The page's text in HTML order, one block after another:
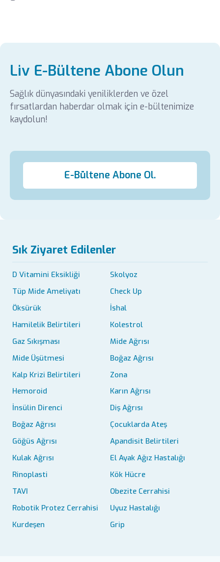
Liv E-Bültene Abone Olun
Sağlık dünyasındaki yeniliklerden ve özel
fırsatlardan haberdar olmak için e-bültenimize
kaydolun!
E-Bültene Abone Ol.
Sık Ziyaret Edilenler
D Vitamini Eksikliği
Skolyoz
Tüp Mide Ameliyatı
Check Up
Öksürük
İshal
Hamilelik Belirtileri
Kolestrol
Gaz Sıkışması
Mide Ağrısı
Mide Üşütmesi
Boğaz Ağrısı
Kalp Krizi Belirtileri
Zona
Hemoroid
Karın Ağrısı
İnsülin Direnci
Diş Ağrısı
Boğaz Ağrısı
Çocuklarda Ateş
Göğüs Ağrısı
Apandisit Belirtileri
Kulak Ağrısı
El Ayak Ağız Hastalığı
Rinoplasti
Kök Hücre
TAVI
Obezite Cerrahisi
Robotik Protez Cerrahisi
Uyuz Hastalığı
Kurdeşen
Grip